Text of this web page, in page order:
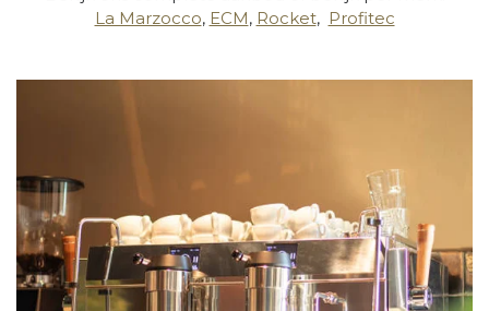
La Marzocco, ECM, Rocket, Profitec